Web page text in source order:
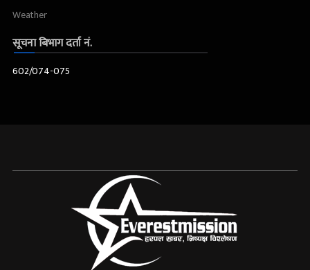
Weather
सूचना बिभाग दर्ता नं.
602/074-075